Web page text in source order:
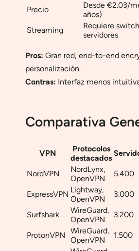
Precio
Desde €2.03/
años)
Streaming
Requiere
servidores
Pros: Gran red, end-to-end
personalización.
Contras: Interfaz menos
Comparativa
VPN
Protocolos
destacados
NordVPN
NordLynx,
OpenVPN
5.400
ExpressVPN Lightway,
OpenVPN
3.000
Surfshark
WireGuard,
OpenVPN
3.200
ProtonVPN
WireGuard,
OpenVPN
1.500